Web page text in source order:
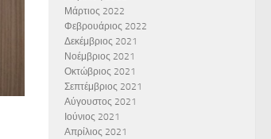
Μάρτιος 2022
Φεβρουάριος 2022
Δεκέμβριος 2021
Νοέμβριος 2021
Οκτώβριος 2021
Σεπτέμβριος 2021
Αύγουστος 2021
Ιούνιος 2021
Απρίλιος 2021